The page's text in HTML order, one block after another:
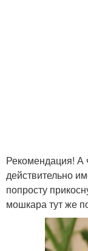
Рекомендация! А
действительно
попросту
мошкара тут же